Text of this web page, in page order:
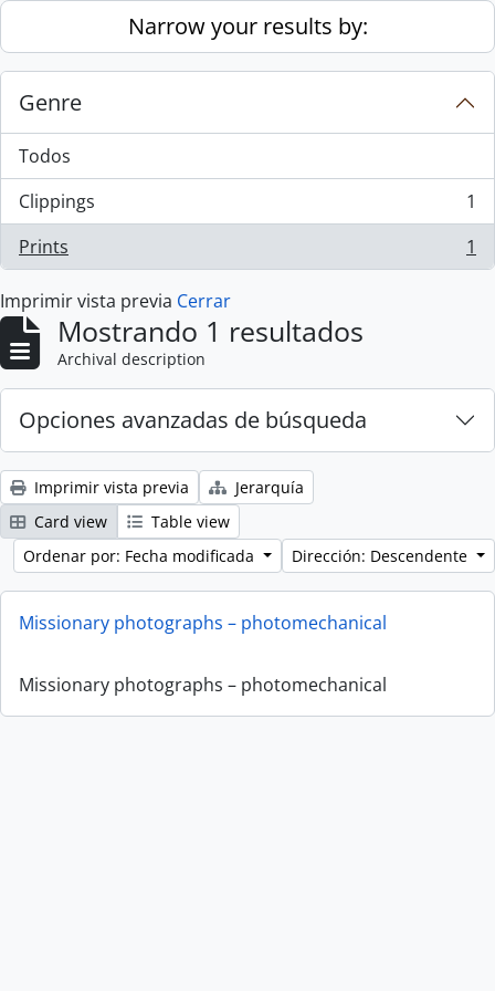
Skip to main contentNarrow your results by:
Genre
Todos
Clippings
, 1 resultados
1
Prints
, 1 resultados 1
Imprimir vista previa Cerrar
Mostrando 1 resultados
Archival description
Opciones avanzadas de búsqueda
Imprimir vista previa
Jerarquía
Card view
Table view
Ordenar por: Fecha modificada
Dirección: Descendente
Missionary photographs – photomechanical
Missionary photographs – photomechanical